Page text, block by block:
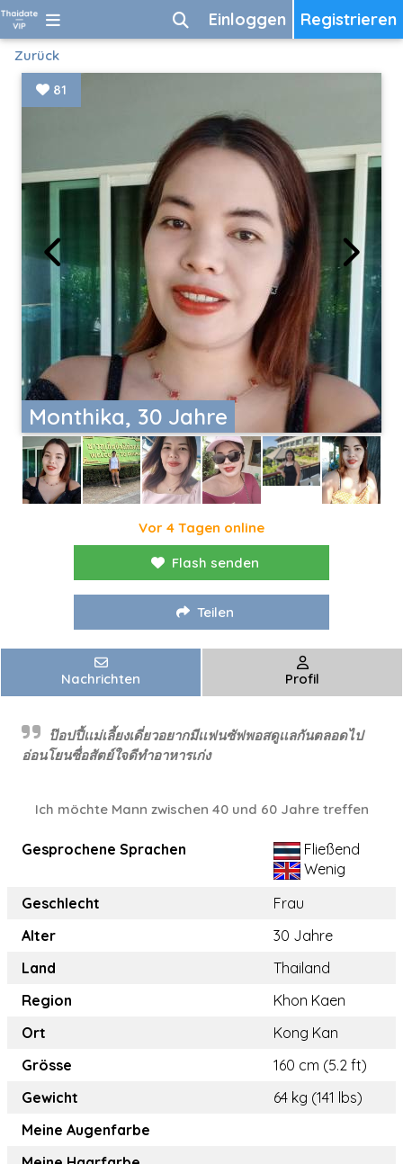
Registrieren
Einloggen
Zurück
Monthika, 30 Jahre
81
Vor 4 Tagen online
Flash senden
Teilen
Nachrichten Profil
ป๊อปปี้เเม่เลี้ยงเดี่ยวอยากมีเเฟนซัฟพอสดูเเลกันตลอดไป
อ่อนโยนซื่อสัตย์ใจดีทำอาหารเก่ง
Ich möchte Mann zwischen 40 und 60 Jahre treffen
Gesprochene Sprachen
Fließend
Wenig
Geschlecht
Frau
Alter
30 Jahre
Land
Thailand
Region
Khon Kaen
Ort
Kong Kan
Grösse
160 cm (5.2 ft)
Gewicht
64 kg (141 lbs)
Meine Augenfarbe